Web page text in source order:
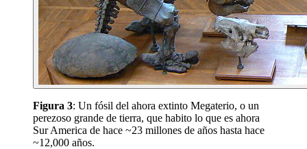
Figura 3: Un fósil del ahora extinto Megaterio, o un
perezoso grande de tierra, que habito lo que es ahora
Sur America de hace ~23 millones de años hasta hace
~12,000 años.